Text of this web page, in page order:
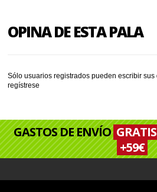
OPINA DE ESTA PALA
Sólo usuarios registrados pueden escribir
regístrese
GASTOS DE ENVÍO GRATIS
+59€